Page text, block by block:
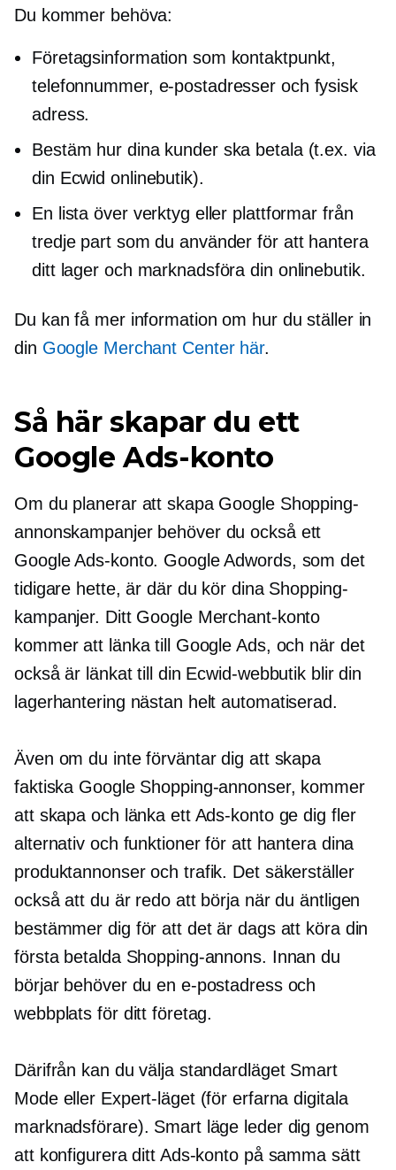
Du kommer behöva:
Företagsinformation som kontaktpunkt,
telefonnummer, e-postadresser och fysisk
adress.
Bestäm hur dina kunder ska betala (t.ex. via
din Ecwid onlinebutik).
En lista över verktyg eller plattformar från
tredje part som du använder för att hantera
ditt lager och marknadsföra din onlinebutik.
Du kan få mer information om hur du ställer in
din Google Merchant Center här.
Så här skapar du ett
Google Ads-konto
Om du planerar att skapa Google Shopping-
annonskampanjer behöver du också ett
Google Ads-konto. Google Adwords, som det
tidigare hette, är där du kör dina Shopping-
kampanjer. Ditt Google Merchant-konto
kommer att länka till Google Ads, och när det
också är länkat till din Ecwid-webbutik blir din
lagerhantering nästan helt automatiserad.
Även om du inte förväntar dig att skapa
faktiska Google Shopping-annonser, kommer
att skapa och länka ett Ads-konto ge dig fler
alternativ och funktioner för att hantera dina
produktannonser och trafik. Det säkerställer
också att du är redo att börja när du äntligen
bestämmer dig för att det är dags att köra din
första betalda Shopping-annons. Innan du
börjar behöver du en e-postadress och
webbplats för ditt företag.
Därifrån kan du välja standardläget Smart
Mode eller Expert-läget (för erfarna digitala
marknadsförare). Smart läge leder dig genom
att konfigurera ditt Ads-konto på samma sätt